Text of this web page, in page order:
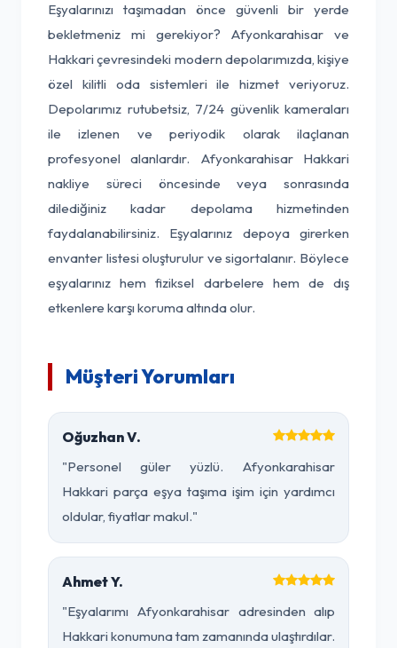
Eşyalarınızı taşımadan önce güvenli bir yerde
bekletmeniz mi gerekiyor? Afyonkarahisar ve
Hakkari çevresindeki modern depolarımızda, kişiye
özel kilitli oda sistemleri ile hizmet veriyoruz.
Depolarımız rutubetsiz, 7/24 güvenlik kameraları
ile izlenen ve periyodik olarak ilaçlanan
profesyonel alanlardır. Afyonkarahisar Hakkari
nakliye süreci öncesinde veya sonrasında
dilediğiniz kadar depolama hizmetinden
faydalanabilirsiniz. Eşyalarınız depoya girerken
envanter listesi oluşturulur ve sigortalanır. Böylece
eşyalarınız hem fiziksel darbelere hem de dış
etkenlere karşı koruma altında olur.
Müşteri Yorumları
Oğuzhan V.
"Personel güler yüzlü. Afyonkarahisar
Hakkari parça eşya taşıma işim için yardımcı
oldular, fiyatlar makul."
Ahmet Y.
"Eşyalarımı Afyonkarahisar adresinden alıp
Hakkari konumuna tam zamanında ulaştırdılar.